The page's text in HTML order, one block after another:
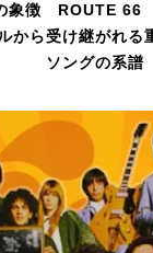
象徴 ROUTE
から受け継がれる
ソングの系譜